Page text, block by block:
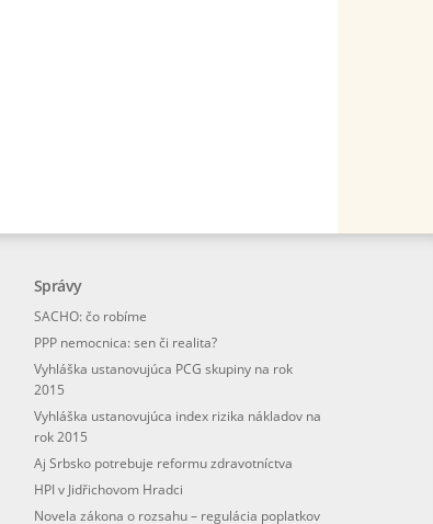
Správy
SACHO: čo robíme
PPP nemocnica: sen či realita?
Vyhláška ustanovujúca PCG skupiny na rok
2015
Vyhláška ustanovujúca index rizika nákladov na
rok 2015
Aj Srbsko potrebuje reformu zdravotníctva
HPI v Jidřichovom Hradci
Novela zákona o rozsahu – regulácia poplatkov